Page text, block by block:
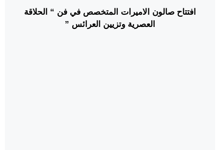
افتتاح صالون الاميرات المتخصص في فن “ الحلاقة
العصرية وتزيين العرائس ”